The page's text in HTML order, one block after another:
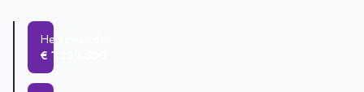
Heerewaarden
€ 1.322.500